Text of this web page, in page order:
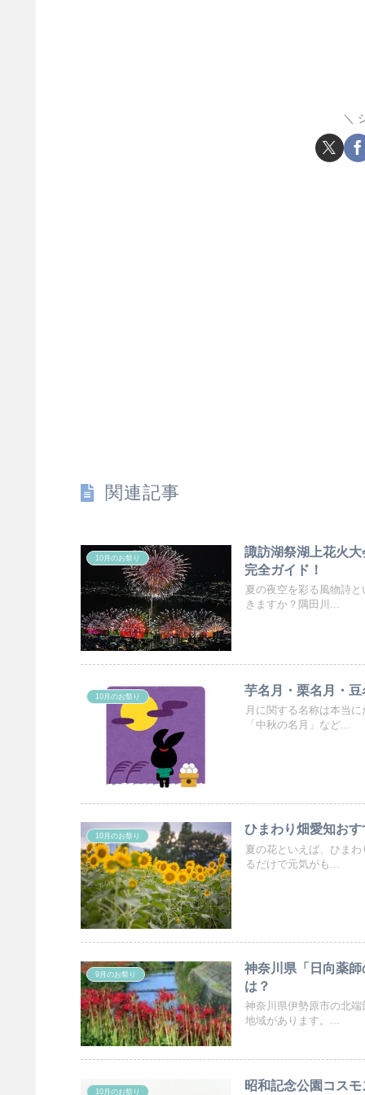
関連記事
10月のお祭り
諏訪湖祭湖上花火
完全ガイド！
夏の夜空を彩る風物詩
きますか？隅田川...
10月のお祭り 芋名月・栗名月・
月に関する名称は本当
「中秋の名月」など...
10月のお祭り ひまわり畑愛知お
夏の花といえば、ひま
るだけで元気がも...
9月のお祭り
神奈川県「日向薬
は？
神奈川県伊勢原市の北
地域があります。...
10月のお祭り 昭和記念公園コス